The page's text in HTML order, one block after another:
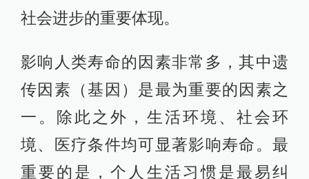
社会进步的重要体现。
影响人类寿命的因素非常多，其中遗
传因素（基因）是最为重要的因素之
一。除此之外，生活环境、社会环
境、医疗条件均可显著影响寿命。最
重要的是，个人生活习惯是最易纠